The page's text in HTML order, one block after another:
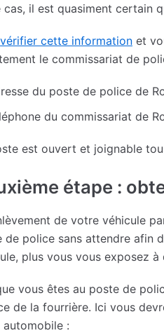
cas, il est quasiment certain
vérifier cette information et
le commissariat de
du poste de police de
du commissariat de
est ouvert et joignable
étape :
de votre véhicule
de police sans attendre afin
plus vous vous exposez
vous êtes au poste de
de la fourrière. Ici vous
: